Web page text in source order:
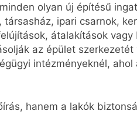
olyan új építésű
ipari csarnok,
átalakítások
az épület
intézményeknél,
hanem a lakók